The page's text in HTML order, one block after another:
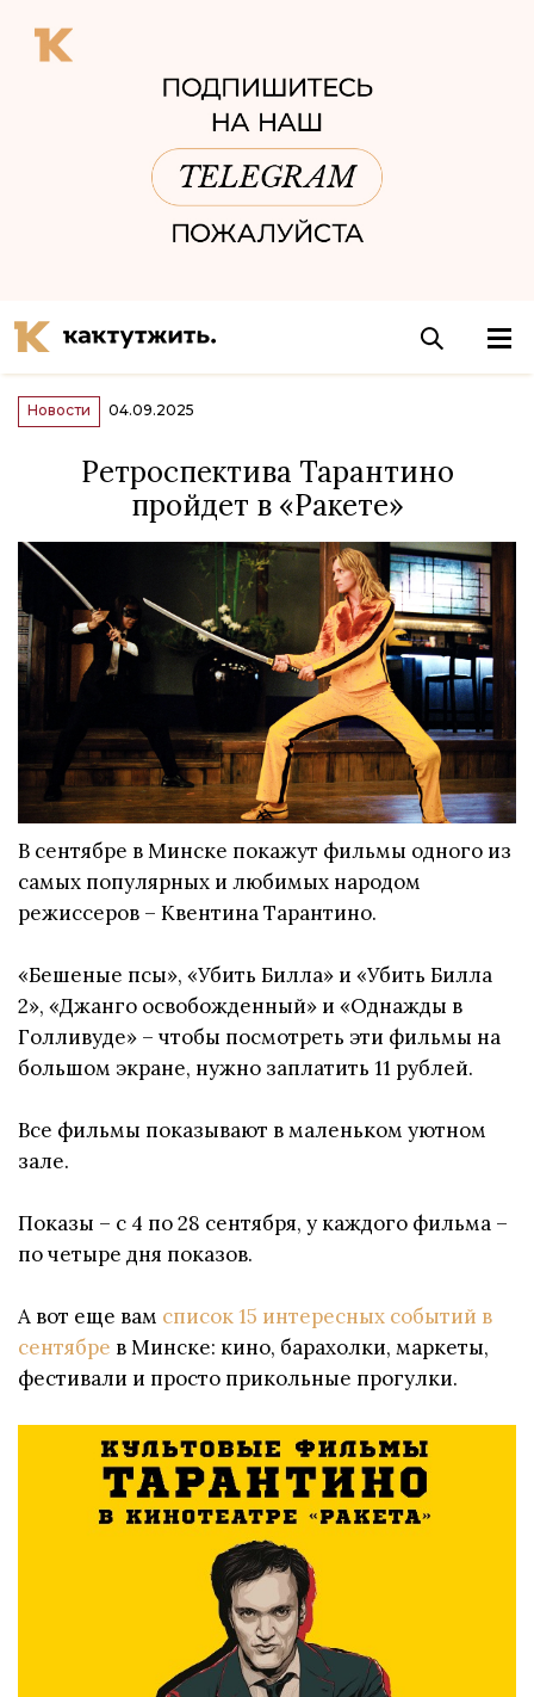
Новости 04.09.2025
Ретроспектива Тарантино
пройдет в «Ракете»
В сентябре в Минске покажут фильмы одного из
самых популярных и любимых народом
режиссеров – Квентина Тарантино.
«Бешеные псы», «Убить Билла» и «Убить Билла
2», «Джанго освобожденный» и «Однажды в
Голливуде» – чтобы посмотреть эти фильмы на
большом экране, нужно заплатить 11 рублей.
Все фильмы показывают в маленьком уютном
зале.
Показы – с 4 по 28 сентября, у каждого фильма –
по четыре дня показов.
А вот еще вам список 15 интересных событий в
сентябре в Минске: кино, барахолки, маркеты,
фестивали и просто прикольные прогулки.